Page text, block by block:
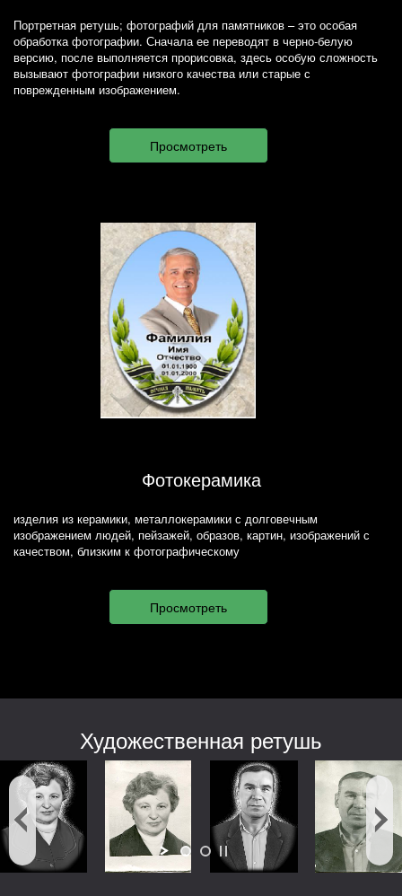
Портретная ретушь; фотографий для памятников – это особая
обработка фотографии. Сначала ее переводят в черно-белую
версию, после выполняется прорисовка, здесь особую сложность
вызывают фотографии низкого качества или старые с
поврежденным изображением.
Фотокерамика
изделия из керамики, металлокерамики с долговечным
изображением людей, пейзажей, образов, картин, изображений с
качеством, близким к фотографическому
Художественная ретушь